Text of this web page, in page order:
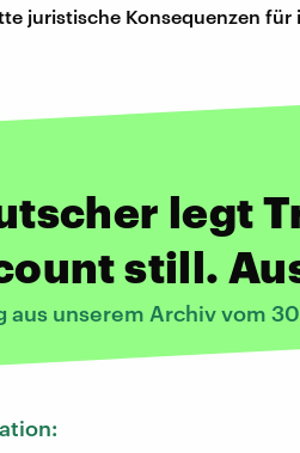
juristische Konsequenzen
legt
still.
aus unserem Archiv vom